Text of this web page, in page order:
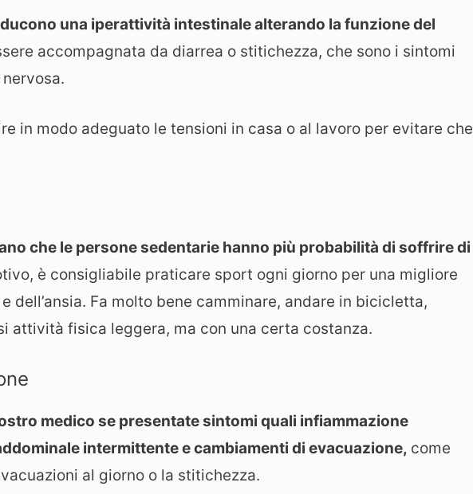
una iperattività intestinale alterando la funzione del
accompagnata da diarrea o stitichezza, che sono i sintomi
in modo adeguato le tensioni in casa o al lavoro per evitare che
che le persone sedentarie hanno più probabilità di soffrire di
è consigliabile praticare sport ogni giorno per una migliore
dell’ansia. Fa molto bene camminare, andare in bicicletta,
attività fisica leggera, ma con una certa costanza.
medico se presentate sintomi quali infiammazione
intermittente e cambiamenti di evacuazione, come
al giorno o la stitichezza.